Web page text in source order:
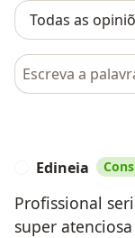
Pesquisar em
Edineia
Profissional
super